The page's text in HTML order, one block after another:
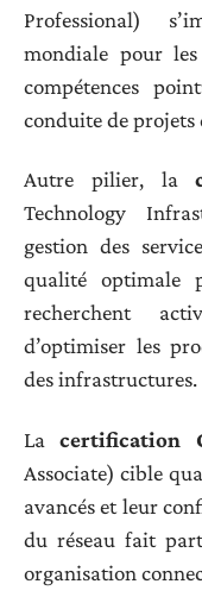
Professional)
mondiale pour
compétences
conduite de projets
Autre pilier, la
Technology
gestion des
qualité optimale
recherchent
d’optimiser les
des infrastructures.
Lacertification
Associate) cible
avancés et leur
du réseau fait
organisation